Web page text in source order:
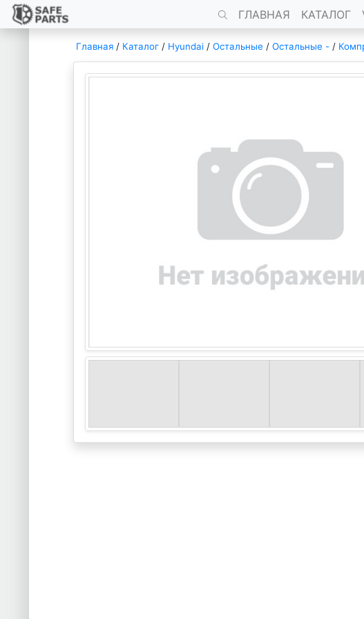
ГЛАВНАЯ КАТАЛОГ
Главная / Каталог / Hyundai / Остальные / Остальные - /